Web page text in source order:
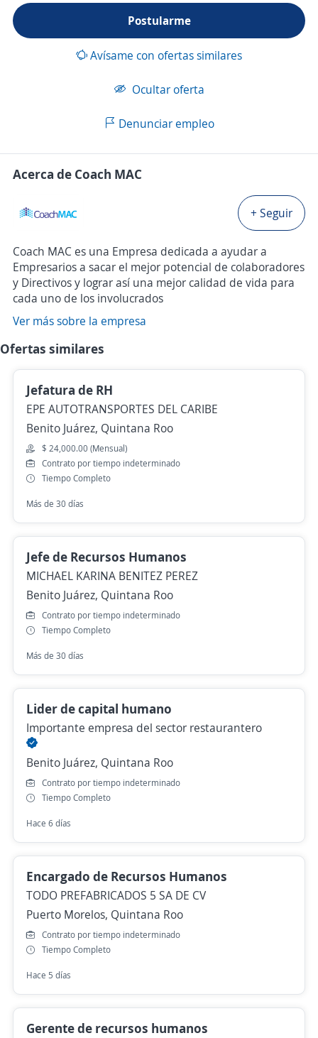
Postularme
Avísame con ofertas similares
Ocultar oferta
Denunciar empleo
Acerca de Coach MAC
+ Seguir
Coach MAC es una Empresa dedicada a ayudar a
Empresarios a sacar el mejor potencial de colaboradores
y Directivos y lograr así una mejor calidad de vida para
cada uno de los involucrados
Ver más sobre la empresa
Ofertas similares
Jefatura de RH
EPE AUTOTRANSPORTES DEL CARIBE
Benito Juárez, Quintana Roo
$ 24,000.00 (Mensual)
Contrato por tiempo indeterminado
Tiempo Completo
Más de 30 días
Jefe de Recursos Humanos
MICHAEL KARINA BENITEZ PEREZ
Benito Juárez, Quintana Roo
Contrato por tiempo indeterminado
Tiempo Completo
Más de 30 días
Lider de capital humano
Importante empresa del sector restaurantero
Benito Juárez, Quintana Roo
Contrato por tiempo indeterminado
Tiempo Completo
Hace 6 días
Encargado de Recursos Humanos
TODO PREFABRICADOS 5 SA DE CV
Puerto Morelos, Quintana Roo
Contrato por tiempo indeterminado
Tiempo Completo
Hace 5 días
Gerente de recursos humanos